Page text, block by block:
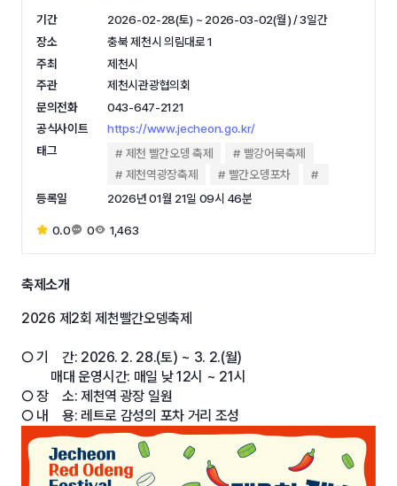
기간
2026-02-28(토) ~ 2026-03-02(월) / 3일간
장소
충북 제천시 의림대로 1
주최
제천시
주관
제천시관광협의회
문의전화
043-647-2121
공식사이트
https://www.jecheon.go.kr/
태그
제천 빨간오뎅 축제
빨강어묵축제
제천역광장축제
빨간오뎅포차
등록일
2026년 01월 21일 09시 46분
0.0 0 1,463
축제소개
2026 제2회 제천빨간오뎅축제
○ 기 간: 2026. 2. 28.(토) ~ 3. 2.(월)
매대 운영시간: 매일 낮 12시 ~ 21시
○ 장 소: 제천역 광장 일원
○ 내 용: 레트로 감성의 포차 거리 조성